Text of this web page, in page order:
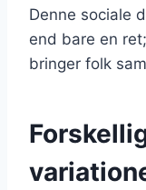
Denne sociale
end bare en
bringer folk